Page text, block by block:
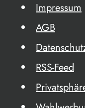
Impressum
AGB
RSS-Feed